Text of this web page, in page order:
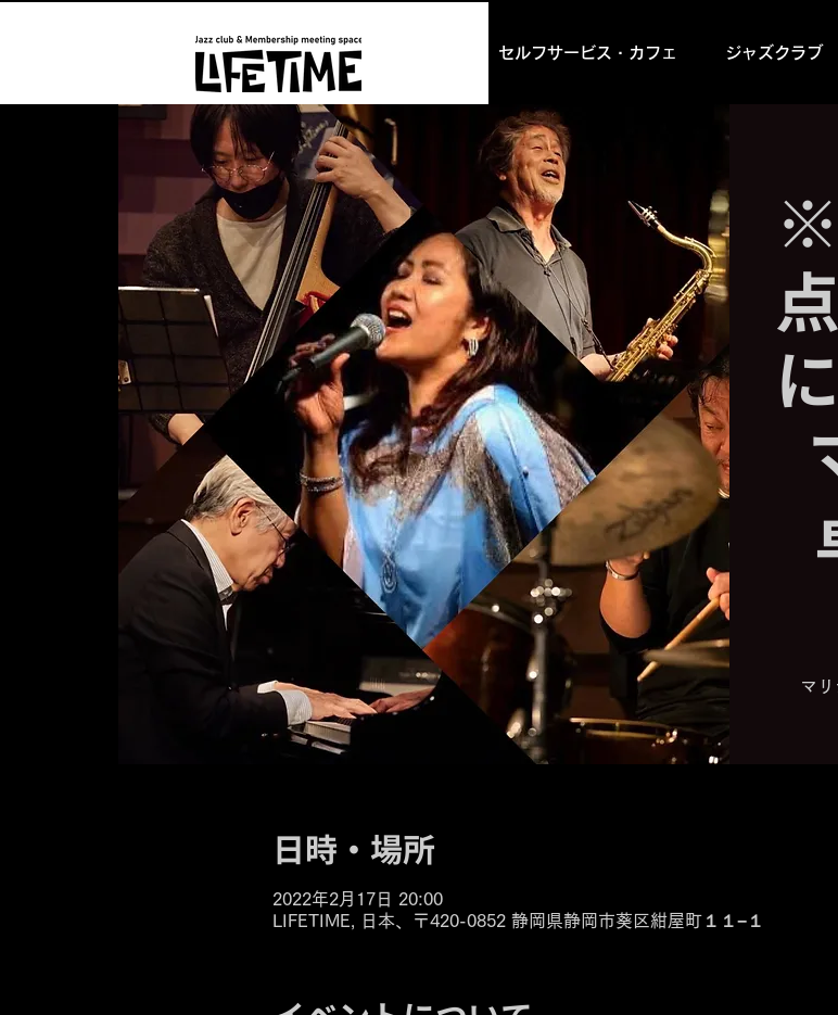
セルフサービス・カフェ ジャズクラブ
マ
日時・場所
2022年2月17日 20:00
LIFETIME, 日本、〒420-0852 静岡県静岡市葵区紺屋町１１−１